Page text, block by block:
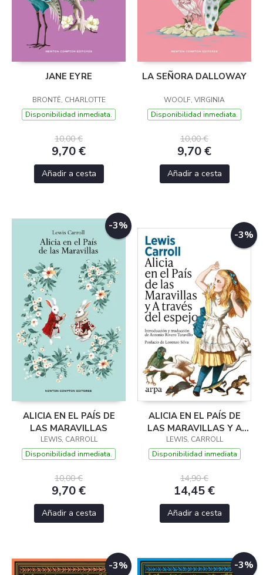
JANE EYRE
BRONTË, CHARLOTTE
Disponibilidad inmediata.
10,00 €
9,70 €
Añadir a cesta
LA SEÑORA DALLOWAY
WOOLF, VIRGINIA
Disponibilidad inmediata.
10,00 €
9,70 €
Añadir a cesta
-3%
ALICIA EN EL PAÍS DE
LAS MARAVILLAS
LEWIS, CARROLL
Disponibilidad inmediata.
10,00 €
9,70 €
Añadir a cesta
-3%
ALICIA EN EL PAÍS DE
LAS MARAVILLAS Y A
TRAVÉS DEL ESPEJO
LEWIS, CARROLL
Disponibilidad inmediata
14,90 €
14,45 €
Añadir a cesta
-3% -3%